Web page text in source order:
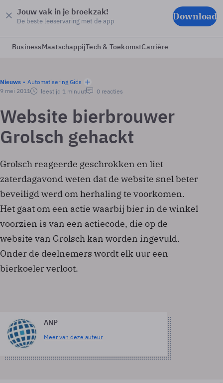
Jouw vak in je broekzak!
De beste leeservaring met de app Download
BusinessMaatschappijTech & ToekomstCarrière
Nieuws
Automatisering Gids
9 mei 2011
leestijd 1 minuut 0 reacties
Website bierbrouwer
Grolsch gehackt
Grolsch reageerde geschrokken en liet
zaterdagavond weten dat de website snel beter
beveiligd werd om herhaling te voorkomen.
Het gaat om een actie waarbij bier in de winkel
voorzien is van een actiecode, die op de
website van Grolsch kan worden ingevuld.
Onder de deelnemers wordt elk uur een
bierkoeler verloot.
ANP
Meer van deze auteur